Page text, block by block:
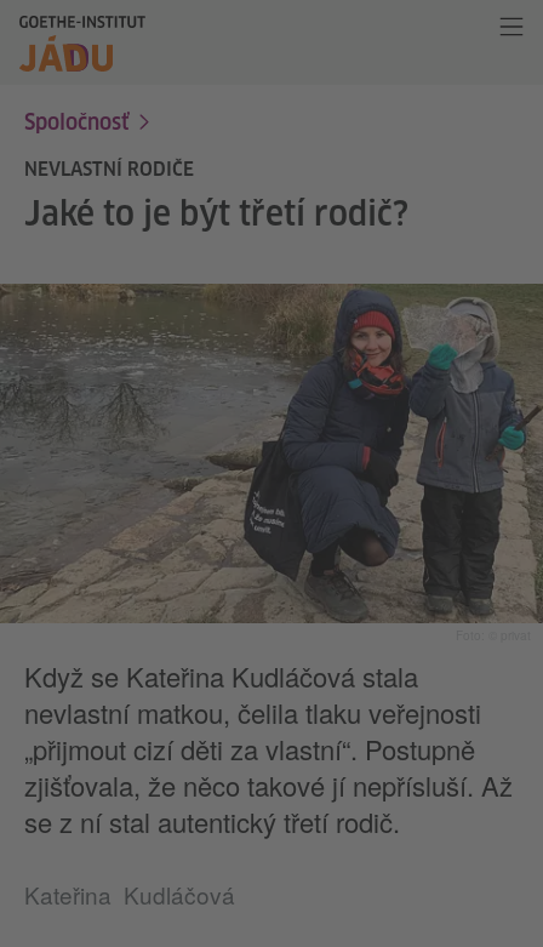
Spoločnosť
NEVLASTNÍ RODIČE
Jaké to je být třetí rodič?
Když se Kateřina Kudláčová stala
nevlastní matkou, čelila tlaku veřejnosti
„přijmout cizí děti za vlastní“. Postupně
zjišťovala, že něco takové jí nepřísluší. Až
se z ní stal autentický třetí rodič.
Kateřina Kudláčová